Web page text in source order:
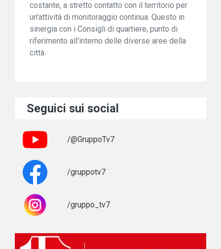
costante, a stretto contatto con il territorio per
un'attività di monitoraggio continua. Questo in
sinergia con i Consigli di quartiere, punto di
riferimento all'interno delle diverse aree della
città.
Seguici sui social
/@GruppoTv7
/gruppotv7
/gruppo_tv7